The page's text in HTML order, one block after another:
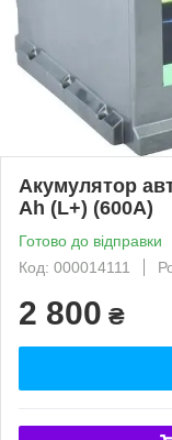
Акумулятор
Ah (L+) (600А)
Готово до відправки
Код: 000014111
2 800 ₴